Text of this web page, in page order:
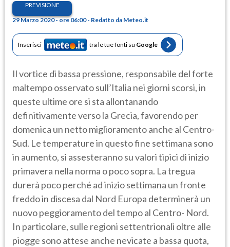
PREVISIONE
29 Marzo 2020 - ore 06:00 - Redatto da Meteo.it
Inserisci tra le tue fonti su Google
Il vortice di bassa pressione, responsabile del forte
maltempo osservato sull’Italia nei giorni scorsi, in
queste ultime ore si sta allontanando
definitivamente verso la Grecia, favorendo per
domenica un netto miglioramento anche al Centro-
Sud. Le temperature in questo fine settimana sono
in aumento, si assesteranno su valori tipici di inizio
primavera nella norma o poco sopra. La tregua
durerà poco perché ad inizio settimana un fronte
freddo in discesa dal Nord Europa determinerà un
nuovo peggioramento del tempo al Centro- Nord.
In particolare, sulle regioni settentrionali oltre alle
piogge sono attese anche nevicate a bassa quota,